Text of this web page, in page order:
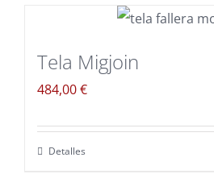
Tela Migjoin
484,00€
Detalles